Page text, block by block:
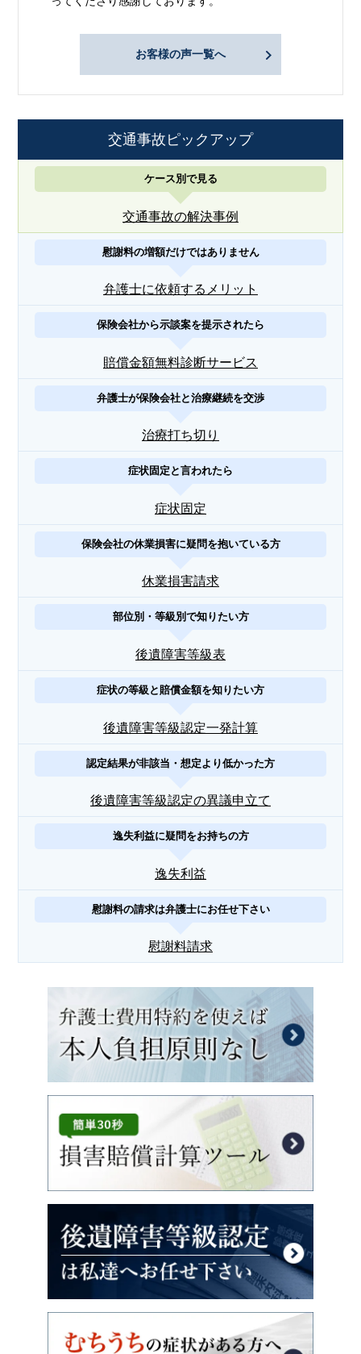
お客様の声一覧へ
交通事故ピックアップ
ケース別で見る
交通事故の解決事例
慰謝料の増額だけではありません
弁護士に依頼するメリット
保険会社から示談案を提示されたら
賠償金額無料診断サービス
弁護士が保険会社と治療継続を交渉
治療打ち切り
症状固定と言われたら
症状固定
保険会社の休業損害に疑問を抱いている方
休業損害請求
部位別・等級別で知りたい方
後遺障害等級表
症状の等級と賠償金額を知りたい方
後遺障害等級認定一発計算
認定結果が非該当・想定より低かった方
後遺障害等級認定の異議申立て
逸失利益に疑問をお持ちの方
逸失利益
慰謝料の請求は弁護士にお任せ下さい
慰謝料請求